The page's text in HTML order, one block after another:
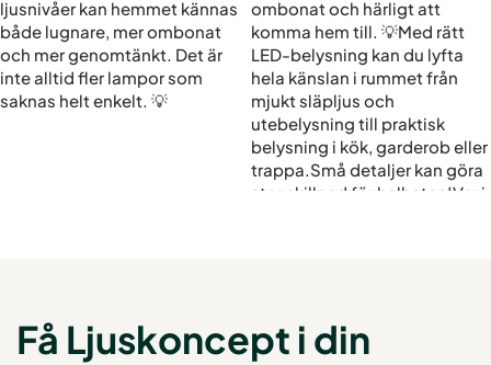
Få Ljuskoncept i din